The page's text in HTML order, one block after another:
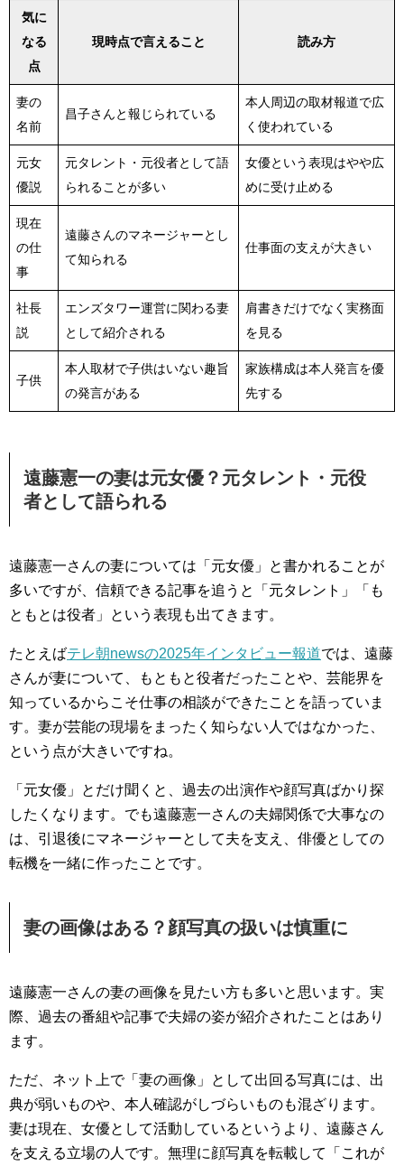
気に
なる
点
現時点で言えること 読み方
妻の
名前
昌子さんと報じられている
本人周辺の取材報道で広
く使われている
元女
優説
元タレント・元役者として語
られることが多い
女優という表現はやや広
めに受け止める
現在
の仕
事
遠藤さんのマネージャーとし
て知られる
仕事面の支えが大きい
社長
説
エンズタワー運営に関わる妻
として紹介される
肩書きだけでなく実務面
を見る
子供
本人取材で子供はいない趣旨
の発言がある
家族構成は本人発言を優
先する
遠藤憲一の妻は元女優？元タレント・元役
者として語られる
遠藤憲一さんの妻については「元女優」と書かれることが
多いですが、信頼できる記事を追うと「元タレント」「も
ともとは役者」という表現も出てきます。
たとえばテレ朝newsの2025年インタビュー報道では、遠藤
さんが妻について、もともと役者だったことや、芸能界を
知っているからこそ仕事の相談ができたことを語っていま
す。妻が芸能の現場をまったく知らない人ではなかった、
という点が大きいですね。
「元女優」とだけ聞くと、過去の出演作や顔写真ばかり探
したくなります。でも遠藤憲一さんの夫婦関係で大事なの
は、引退後にマネージャーとして夫を支え、俳優としての
転機を一緒に作ったことです。
妻の画像はある？顔写真の扱いは慎重に
遠藤憲一さんの妻の画像を見たい方も多いと思います。実
際、過去の番組や記事で夫婦の姿が紹介されたことはあり
ます。
ただ、ネット上で「妻の画像」として出回る写真には、出
典が弱いものや、本人確認がしづらいものも混ざります。
妻は現在、女優として活動しているというより、遠藤さん
を支える立場の人です。無理に顔写真を転載して「これが